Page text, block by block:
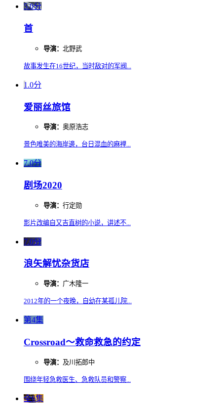
5.0分
首
导演： 北野武
故事发生在16世纪，当时敌对的军阀...
1.0分
爱丽丝旅馆
导演： 奥原浩志
景色唯美的海岸邊，台日混血的麻裡...
7.0分
剧场2020
导演： 行定勋
影片改编自又吉直树的小说，讲述不...
7.0分
浪矢解忧杂货店
导演： 广木隆一
2012年的一个夜晚，自幼在某孤儿院...
第4集
Crossroad～救命救急的约定
导演： 及川拓郎中
围绕年轻急救医生、急救队员和警察...
全6集